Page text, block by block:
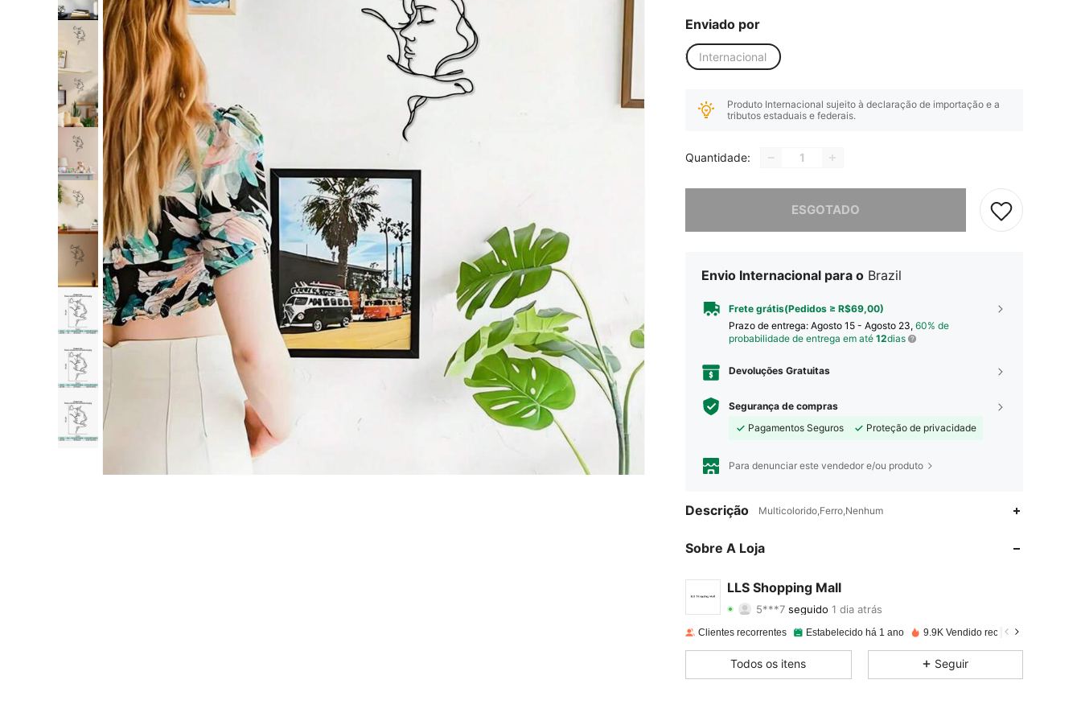
Enviado por
Internacional
Produto Internacional sujeito à declaração de importação e a
tributos estaduais e federais.
Quantidade:
ESGOTADO
Envio Internacional para o Brazil
Frete grátis(Pedidos ≥ R$69,00)
Prazo de entrega: Agosto 15 - Agosto 23, 60% de
probabilidade de entrega em até 12dias
Devoluções Gratuitas
Segurança de compras
Pagamentos Seguros
Proteção de privacidade
Para denunciar este vendedor e/ou produto
Descrição Multicolorido,Ferro,Nenhum
Sobre A Loja
LLS Shopping Mall
5***7 seguido
4,89 Classificação 21Itens 656
4,89 21 656
Clientes recorrentes Estabelecido há 1 ano 9.9K Vendido recentemente
Todos os itens Seguir